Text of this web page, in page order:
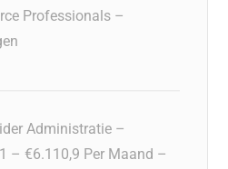
Professionals –
Administratie –
– €6.110,9 Per Maand –